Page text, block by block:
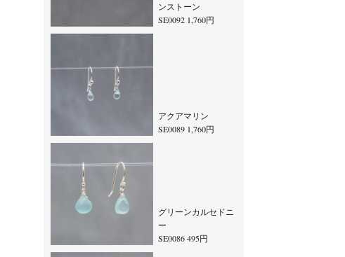
ンストーン
SE0092 1,760円
アクアマリン
SE0089 1,760円
グリーンカルセドニ
ー
SE0086 495円